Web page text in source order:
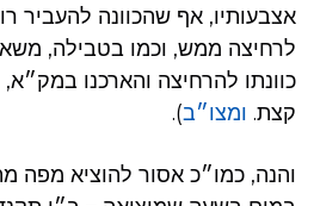
אצבעותיו, אף שהכוונה להעביר
לרחיצה ממש, וכמו בטבילה,
כוונתו להרחיצה והארכנו
קצת. ומצו״ב).
והנה, כמו״כ אסור להוציא מפה